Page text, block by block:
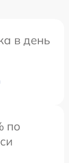
в день
по